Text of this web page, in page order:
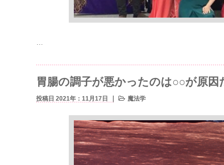
胃腸の調子が悪かったのは○○が原因
投稿日 2021年：11月17日 魔法学